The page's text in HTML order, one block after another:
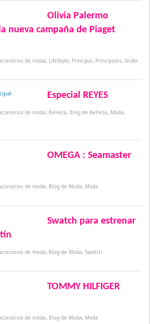
Olivia Palermo
nueva campaña de Piaget
de moda, LifeStyle, Principal, Principales, Slider
Especial REYES
de moda, Belleza, Blog de Belleza, Moda,
OMEGA : Seamaster
de moda, Blog de Moda, Moda
Swatch para estrenar
de moda, Blog de Moda, Swatch
TOMMY HILFIGER
de moda, Blog de Moda, Moda